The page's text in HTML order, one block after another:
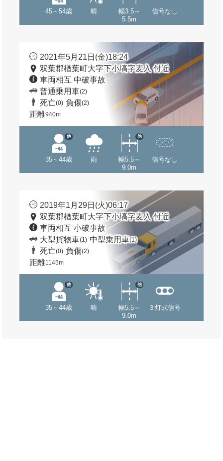
45～54歳 晴
幅3.5～
5.5m
信号なし
2021年5月21日(金)18:24
双葉郡楢葉町大字下小塙字麦入 付近
車両相互 中破事故
普通乗用車(2)
死亡(0) 負傷(2)
距離940m
35～44歳
他
雨
幅5.5～
9.0m
他
信号なし
2019年1月29日(火)06:17
双葉郡楢葉町大字下小塙字麦入 付近
車両相互 小破事故
大型貨物車(1) 中型乗用車(1)
死亡(0) 負傷(2)
距離1145m
35～44歳
他
晴
幅5.5～
9.0m
他
３灯式信号